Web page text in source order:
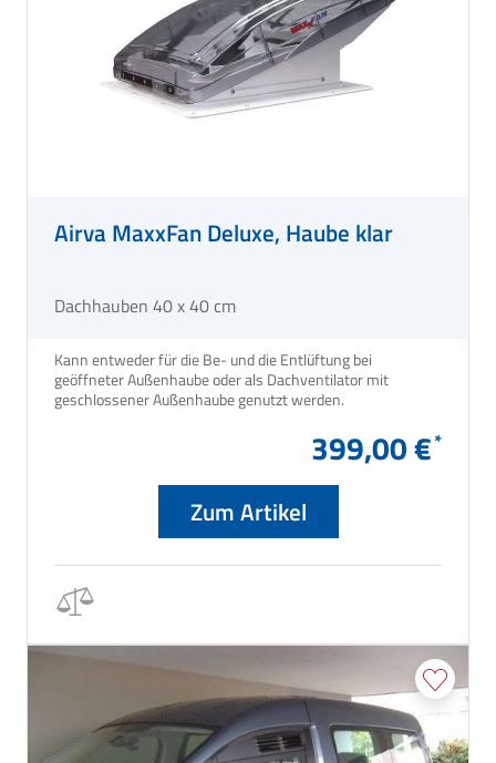
Airva MaxxFan Deluxe, Haube klar
Dachhauben 40 x 40 cm
Kann entweder für die Be- und die Entlüftung bei
geöffneter Außenhaube oder als Dachventilator mit
399,00 €
Zum Artikel